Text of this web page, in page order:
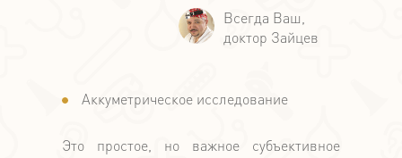
Аккуметрическое исследование
Это простое, но важное субъективное